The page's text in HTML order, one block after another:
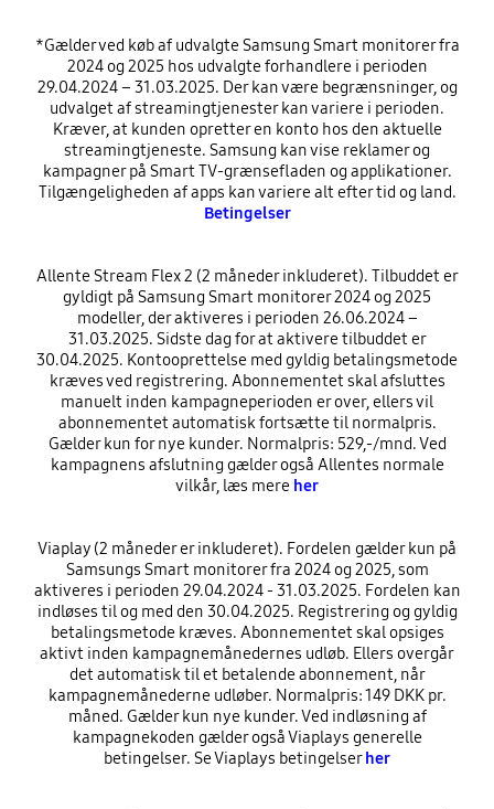
*Gælder ved køb af udvalgte Samsung Smart monitorer fra
2024 og 2025 hos udvalgte forhandlere i perioden
29.04.2024 – 31.03.2025. Der kan være begrænsninger, og
udvalget af streamingtjenester kan variere i perioden.
Kræver, at kunden opretter en konto hos den aktuelle
streamingtjeneste. Samsung kan vise reklamer og
kampagner på Smart TV-grænsefladen og applikationer.
Tilgængeligheden af apps kan variere alt efter tid og land.
Betingelser
Allente Stream Flex 2 (2 måneder inkluderet). Tilbuddet er
gyldigt på Samsung Smart monitorer 2024 og 2025
modeller, der aktiveres i perioden 26.06.2024 –
31.03.2025. Sidste dag for at aktivere tilbuddet er
30.04.2025. Kontooprettelse med gyldig betalingsmetode
kræves ved registrering. Abonnementet skal afsluttes
manuelt inden kampagneperioden er over, ellers vil
abonnementet automatisk fortsætte til normalpris.
Gælder kun for nye kunder. Normalpris: 529,-/mnd. Ved
kampagnens afslutning gælder også Allentes normale
vilkår, læs mere her
Viaplay (2 måneder er inkluderet). Fordelen gælder kun på
Samsungs Smart monitorer fra 2024 og 2025, som
aktiveres i perioden 29.04.2024 - 31.03.2025. Fordelen kan
indløses til og med den 30.04.2025. Registrering og gyldig
betalingsmetode kræves. Abonnementet skal opsiges
aktivt inden kampagnemånedernes udløb. Ellers overgår
det automatisk til et betalende abonnement, når
kampagnemånederne udløber. Normalpris: 149 DKK pr.
måned. Gælder kun nye kunder. Ved indløsning af
kampagnekoden gælder også Viaplays generelle
betingelser. Se Viaplays betingelserher